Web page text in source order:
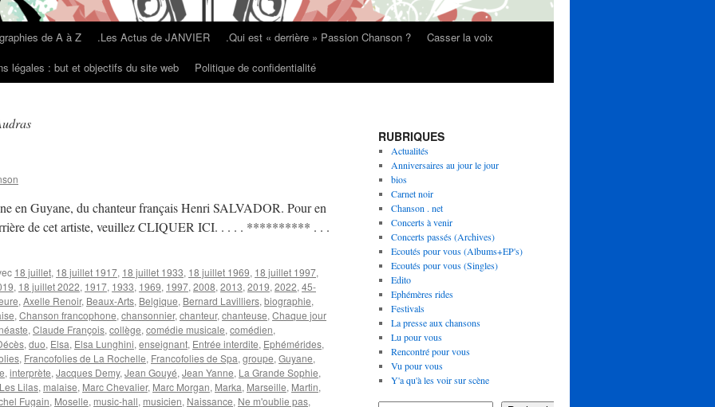
de A à Z .Les Actus de JANVIER .Qui est « derrière » Passion Chanson ?
Casser la voix
légales : but et objectifs du site web Politique de confidentialité
en Guyane, du chanteur français Henri SALVADOR. Pour en
de cet artiste, veuillez CLIQUER ICI. . . . . ********** . . .
18 juillet, 18 juillet 1917, 18 juillet 1933, 18 juillet 1969, 18 juillet 1997,
, 18 juillet 2022, 1917, 1933, 1969, 1997, 2008, 2013, 2019, 2022, 45-
, Axelle Renoir, Beaux-Arts, Belgique, Bernard Lavilliers, biographie,
, Chanson francophone, chansonnier, chanteur, chanteuse, Chaque jour
, Claude François, collège, comédie musicale, comédien,
, duo, Elsa, Elsa Lunghini, enseignant, Entrée interdite, Ephémérides,
, Francofolies de La Rochelle, Francofolies de Spa, groupe, Guyane,
, interprète, Jacques Demy, Jean Gouyé, Jean Yanne, La Grande Sophie,
Les Lilas, malaise, Marc Chevalier, Marc Morgan, Marka, Marseille, Martin,
Fugain, Moselle, music-hall, musicien, Naissance, Ne m'oublie pas,
RUBRIQUES
Actualités
Anniversaires au jour le jour
bios
Carnet noir
Chanson . net
Concerts à venir
Concerts passés (Archives)
Ecoutés pour vous (Albums+EP's)
Ecoutés pour vous (Singles)
Edito
Ephémères rides
Festivals
La presse aux chansons
Lu pour vous
Rencontré pour vous
Vu pour vous
Y'a qu'à les voir sur scène